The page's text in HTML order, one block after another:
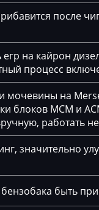
Siemens MS45.x
Siemens
Siemens MSV7x
Siemens MSV8x
Siemens MSV90
после
на кайрон
процесс
мочевины на
блоков MCM и
работать
значительно
быть